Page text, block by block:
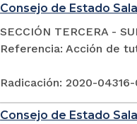
Consejo de Estado
SECCIÓN TERCERA -
Referencia: Acción de
Radicación: 2020-
Consejo de Estado